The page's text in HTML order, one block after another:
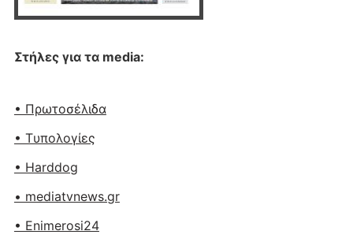
Στήλες για τα media:
• Πρωτοσέλιδα
• Tυπολογίες
• Harddog
• mediatvnews.gr
• Enimerosi24